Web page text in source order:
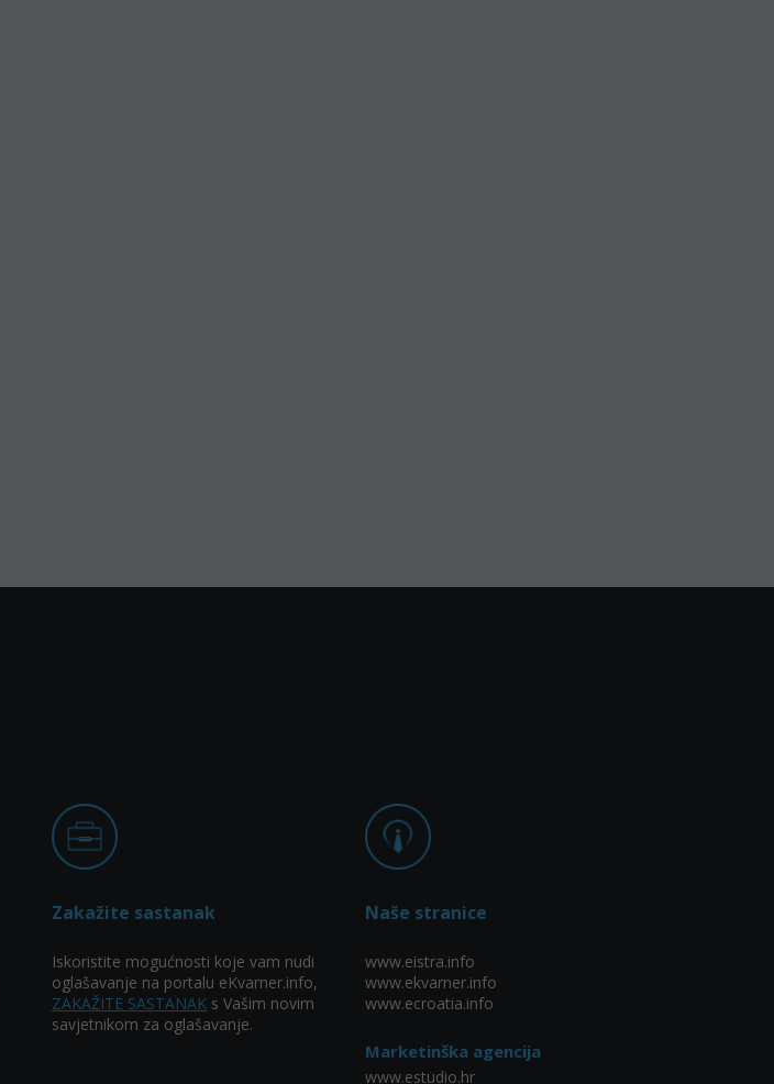
Zakažite sastanak
Iskoristite mogućnosti koje vam nudi
oglašavanje na portalu eKvarner.info,
ZAKAŽITE SASTANAK s Vašim novim
savjetnikom za oglašavanje.
Naše stranice
www.eistra.info
www.ekvarner.info
www.ecroatia.info
Marketinška agencija
www.estudio.hr